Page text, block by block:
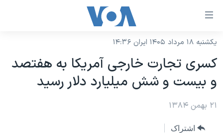
لینکهای
دسترسی
جهش
محتوای
اصلی
جهش
نسخه سبک وب‌سایت
موضوع ها
ایران
آمریکا
برنامه های تلویزیونی
جدول برنامه ها
یکشنبه ۱۸ مرداد ۱۴۰۵ ایران ۱۴:۳۶
کسری تجارت خارجی آمريکا به هفتصد
و بيست و شش ميليارد دلار رسيد
۲۱ بهمن ۱۳۸۴
اشتراک